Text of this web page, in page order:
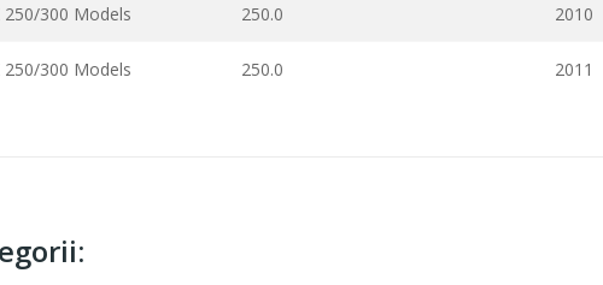
250/300 Models 250.0 2010
250/300 Models 250.0 2011